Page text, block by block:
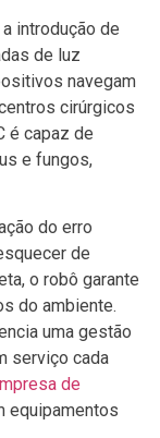
introdução de
de luz
navegam
cirúrgicos
é capaz de
e fungos,
do erro
de
o robô garante
do ambiente.
uma gestão
serviço cada
de
equipamentos